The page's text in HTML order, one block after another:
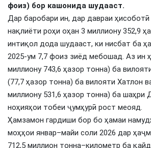
фоиз) бор кашонида шудааст.
Дар баробари ин, дар давраи ҳисоботӣ
нақлиёти роҳи оҳан 3 миллиону 352,9
интиқол дода шудааст, ки нисбат ба
2025-ум 7,7 фоиз зиёд мебошад. Аз ин
миллиону 743,6 ҳазор тонна) ба
(77,7 ҳазор тонна) ба вилояти Хатлон
миллиону 531,6 ҳазор тонна) ба шаҳри
ноҳияҳои тобеи ҷумҳурӣ рост меояд.
Ҳамзамон гардиши бор бо ҳамаи
моҳҳои январ–майи соли 2026 дар
712,5 миллион тонна–километр ба